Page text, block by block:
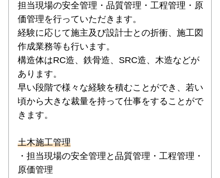
担当現場の安全管理・品質管理・工程管理・原
価管理を行っていただきます。
経験に応じて施主及び設計士との折衝、施工図
作成業務等も行います。
構造体はRC造、鉄骨造、SRC造、木造などが
あります。
早い段階で様々な経験を積むことができ、若い
頃から大きな裁量を持って仕事をすることがで
きます。
土木施工管理
・担当現場の安全管理と品質管理・工程管理・
原価管理